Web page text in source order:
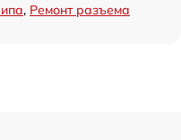
, Ремонт разъема